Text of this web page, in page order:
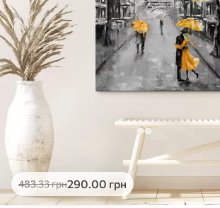
483.33грн290.00 грн